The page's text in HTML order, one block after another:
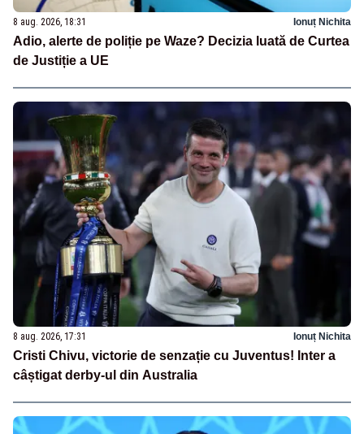
8 aug. 2026, 18:31 Ionuț Nichita
Adio, alerte de poliție pe Waze? Decizia luată de Curtea
de Justiție a UE
8 aug. 2026, 17:31 Ionuț Nichita
Cristi Chivu, victorie de senzație cu Juventus! Inter a
câștigat derby-ul din Australia